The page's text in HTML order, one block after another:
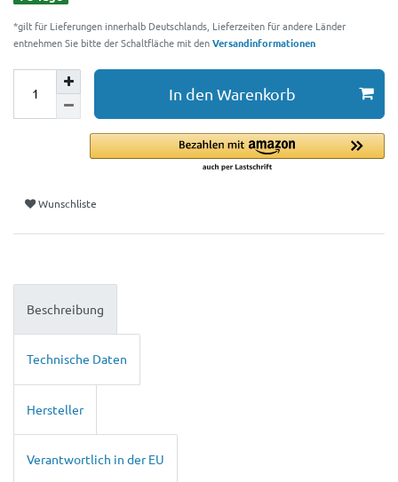
*gilt für Lieferungen innerhalb Deutschlands, Lieferzeiten für andere Länder
entnehmen Sie bitte der Schaltfläche mit denVersandinformationen
In den Warenkorb
Wunschliste
Beschreibung
Technische Daten
Hersteller
Verantwortlich in der EU